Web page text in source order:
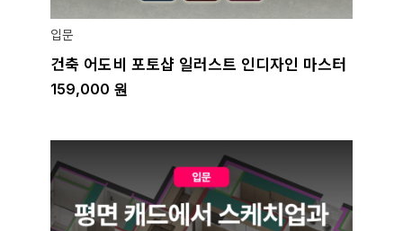
입문
건축 어도비 포토샵 일러스트 인디자인 마스터
159,000 원